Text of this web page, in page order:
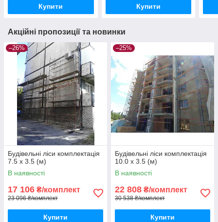
Купити Купити
Акційні пропозиції та новинки
–26%
Будівельні ліси комплектація
7.5 х 3.5 (м)
В наявності
17 106 ₴/комплект
23 096 ₴/комплект
Купити
–25%
Будівельні ліси комплектація
10.0 х 3.5 (м)
В наявності
22 808 ₴/комплект
30 538 ₴/комплект
Купити